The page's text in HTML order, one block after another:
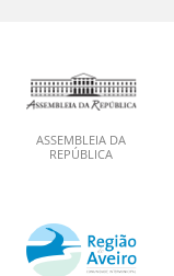
ASSEMBLEIA DA
REPÚBLICA